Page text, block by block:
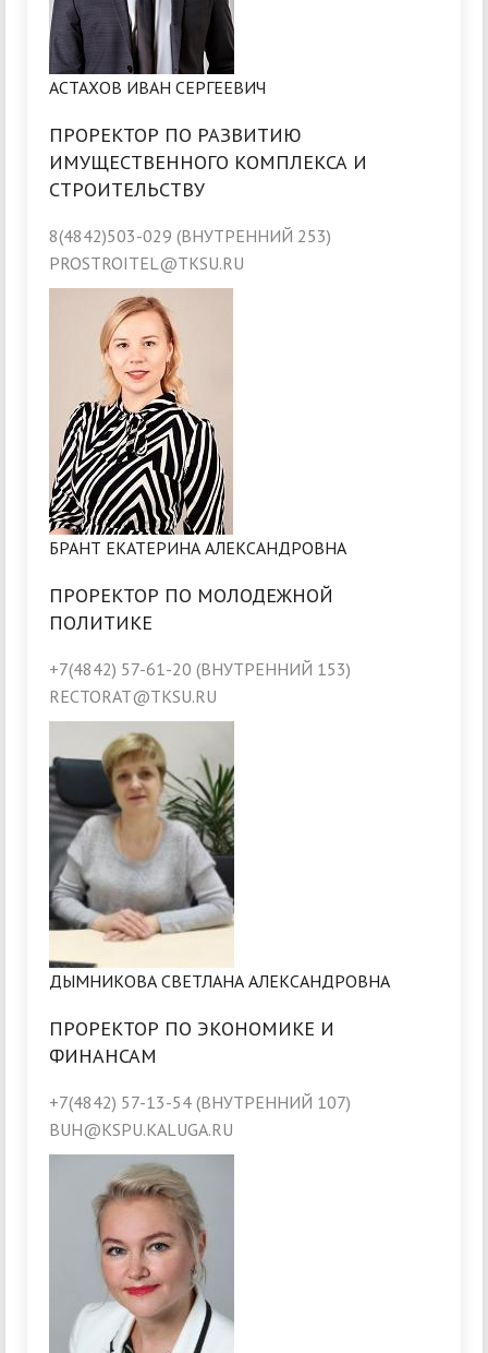
АСТАХОВ ИВАН СЕРГЕЕВИЧ
ПРОРЕКТОР ПО РАЗВИТИЮ
ИМУЩЕСТВЕННОГО КОМПЛЕКСА И
СТРОИТЕЛЬСТВУ
8(4842)503-029 (ВНУТРЕННИЙ 253)
PROSTROITEL@TKSU.RU
БРАНТ ЕКАТЕРИНА АЛЕКСАНДРОВНА
ПРОРЕКТОР ПО МОЛОДЕЖНОЙ
ПОЛИТИКЕ
+7(4842) 57-61-20 (ВНУТРЕННИЙ 153)
RECTORAT@TKSU.RU
ДЫМНИКОВА СВЕТЛАНА АЛЕКСАНДРОВНА
ПРОРЕКТОР ПО ЭКОНОМИКЕ И
ФИНАНСАМ
+7(4842) 57-13-54 (ВНУТРЕННИЙ 107)
BUH@KSPU.KALUGA.RU